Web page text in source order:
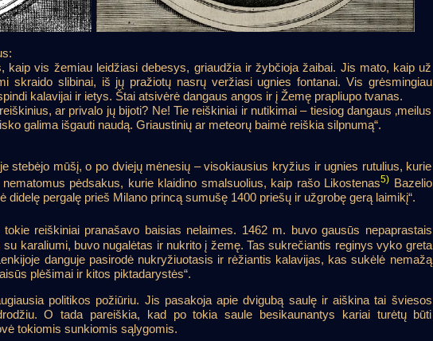
kaip vis žemiau leidžiasi debesys, griaudžia ir žybčioja žaibai. Jis mato, kaip už
skraido slibinai, iš jų pražiotų nasrų veržiasi ugnies fontanai. Vis grėsmingiau
kalavijai ir ietys. Štai atsivėrė dangaus angos ir į Žemę prapliupo tvanas.
ar privalo jų bijoti? Ne! Tie reiškiniai ir nutikimai – tiesiog dangaus ‚meilus
galima išgauti naudą. Griaustinių ar meteorų baimė reiškia silpnumą“.
stebėjo mūšį, o po dviejų mėnesių – visokiausius kryžius ir ugnies rutulius, kurie
pėdsakus, kurie klaidino smalsuolius, kaip rašo Likostenas5) Bazelio
pergalę prieš Milano princą sumušę 1400 priešų ir užgrobę gerą laimikį“.
reiškiniai pranašavo baisias nelaimes. 1462 m. buvo gausūs nepaprastais
karaliumi, buvo nugalėtas ir nukrito į žemę. Tas sukrečiantis reginys vyko greta
danguje pasirodė nukryžiuotasis ir rėžiantis kalavijas, kas sukėlė nemažą
plėšimai ir kitos piktadarystės“.
politikos požiūriu. Jis pasakoja apie dvigubą saulę ir aiškina tai šviesos
O tada pareiškia, kad po tokia saule besikaunantys kariai turėtų būti
tokiomis sunkiomis sąlygomis.